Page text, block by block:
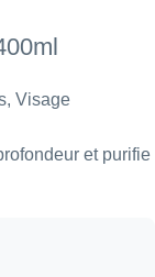
, Visage
et purifie